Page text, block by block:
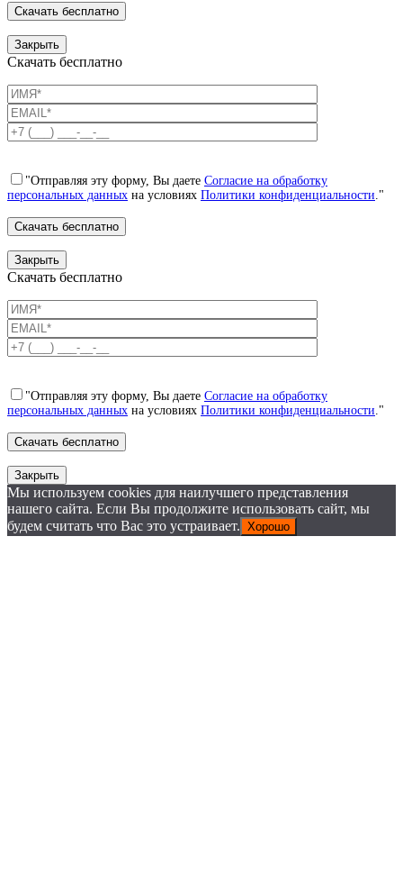
Закрыть
Скачать бесплатно
"Отправляя эту форму, Вы даете Согласие на обработку
персональных данных на условиях Политики конфиденциальности ."
Закрыть
Скачать бесплатно
"Отправляя эту форму, Вы даете Согласие на обработку
персональных данных на условиях Политики конфиденциальности ."
Закрыть
Мы используем cookies для наилучшего представления
нашего сайта. Если Вы продолжите использовать сайт, мы
будем считать что Вас это устраивает. Хорошо